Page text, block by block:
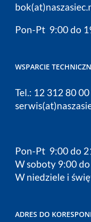
Pon-Pt 9:00 do
WSPARCIE
Tel.: 12 312 80
Pon-Pt 9:00 do
W soboty 9:00
W niedziele i
ADRES DO